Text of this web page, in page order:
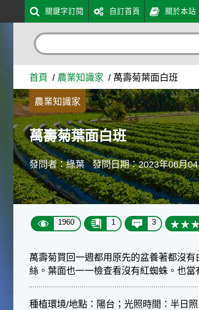
業知識入口網
關鍵字訂閱 自訂首頁 關於本站
首頁 農業知識家 萬壽菊葉面白班
農業知識家
萬壽菊葉面白班
發問者：綠葉 發問日期：2023年06月
1960 1 3
萬壽菊買回一週都用原先的盆養著都沒
絲。葉面也一一檢查看沒有紅蜘蛛。也
種植環境/地點：陽台；光照時間：半日